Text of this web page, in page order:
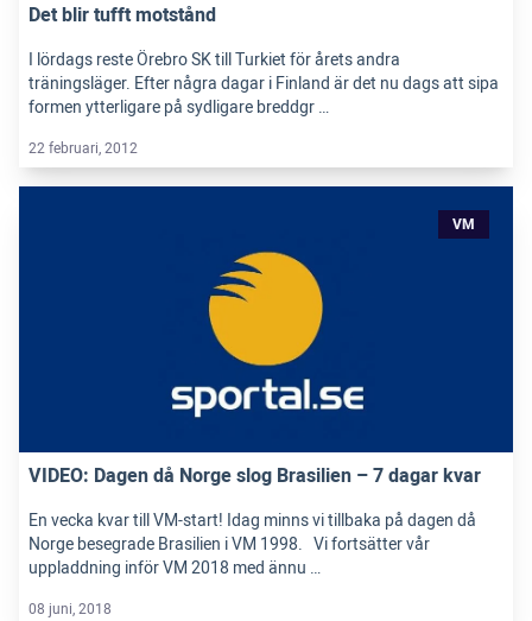
Det blir tufft motstånd
I lördags reste Örebro SK till Turkiet för årets andra
träningsläger. Efter några dagar i Finland är det nu dags att sipa
formen ytterligare på sydligare breddgr …
22 februari, 2012
VM
VIDEO: Dagen då Norge slog Brasilien – 7 dagar kvar
En vecka kvar till VM-start! Idag minns vi tillbaka på dagen då
Norge besegrade Brasilien i VM 1998. Vi fortsätter vår
uppladdning inför VM 2018 med ännu …
08 juni, 2018